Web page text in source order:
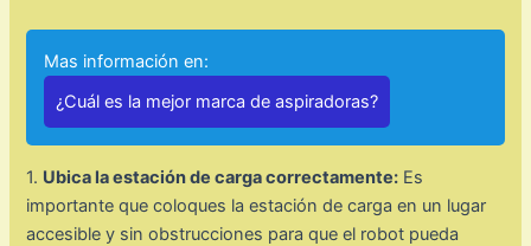
Mas información en:
¿Cuál es la mejor marca de aspiradoras?
1. Ubica la estación de carga correctamente: Es
importante que coloques la estación de carga en un lugar
accesible y sin obstrucciones para que el robot pueda